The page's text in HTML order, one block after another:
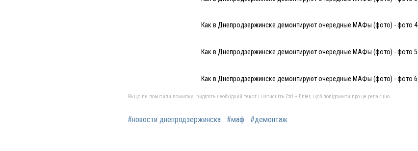
Как в Днепродзержинске демонтируют очередные МАФы (фото) - фото 4
Как в Днепродзержинске демонтируют очередные МАФы (фото) - фото 5
Как в Днепродзержинске демонтируют очередные МАФы (фото) - фото 6
Якщо ви помітили помилку, виділіть необхідний текст і натисніть Ctrl + Enter, щоб повідомити про це редакцію
#новости днепродзержинска #маф #демонтаж